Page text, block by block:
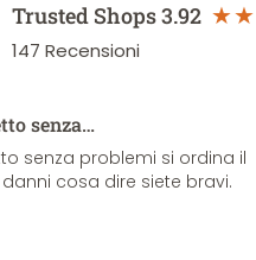
Trusted Shops3.92
147 Recensioni
senza…
senza problemi si ordina il
cosa dire siete bravi.